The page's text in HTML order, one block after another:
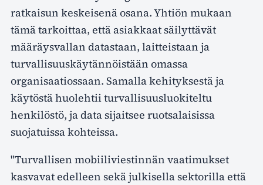
ratkaisun keskeisenä osana. Yhtiön mukaan
tämä tarkoittaa, että asiakkaat säilyttävät
määräysvallan datastaan, laitteistaan ja
turvallisuuskäytännöistään omassa
organisaatiossaan. Samalla kehityksestä ja
käytöstä huolehtii turvallisuusluokiteltu
henkilöstö, ja data sijaitsee ruotsalaisissa
suojatuissa kohteissa.
"Turvallisen mobiiliviestinnän vaatimukset
kasvavat edelleen sekä julkisella sektorilla että